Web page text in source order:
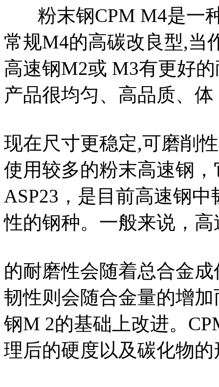
粉末钢CPM M4是一
常规M4的高碳改良型,当
高速钢M2或 M3有更好
产品很均匀、高品质、体
现在尺寸更稳定,可磨削
使用较多的粉末高速钢
ASP23，是目前高速钢
性的钢种。一般来说，高
的耐磨性会随着总合金
韧性则会随合金量的增
钢M 2的基础上改进。
理后的硬度以及碳化物的